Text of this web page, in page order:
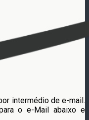
intermédio de e-mail.
o e-Mail abaixo e